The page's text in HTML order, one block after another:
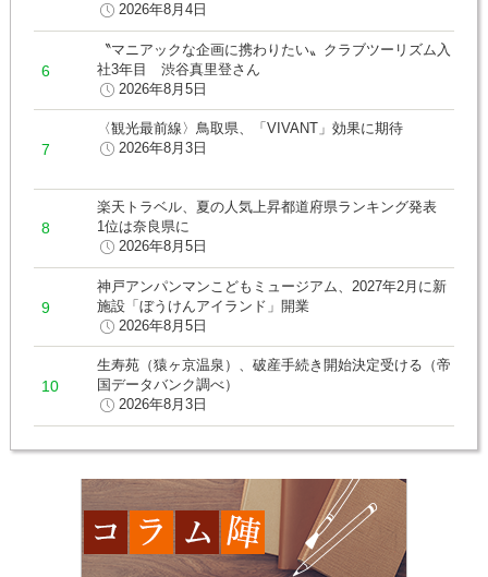
2026年8月4日
〝マニアックな企画に携わりたい〟クラブツーリズム入
社3年目 渋谷真里登さん
2026年8月5日
〈観光最前線〉鳥取県、「VIVANT」効果に期待
2026年8月3日
楽天トラベル、夏の人気上昇都道府県ランキング発表
1位は奈良県に
2026年8月5日
神戸アンパンマンこどもミュージアム、2027年2月に新
施設「ぼうけんアイランド」開業
2026年8月5日
生寿苑（猿ヶ京温泉）、破産手続き開始決定受ける（帝
国データバンク調べ）
2026年8月3日